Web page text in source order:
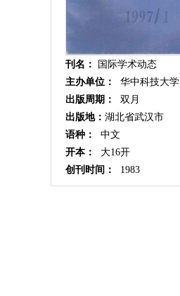
刊名：
国际学术动态
主办单位：
华中科技大学
出版周期：
双月
出版地： 湖北省武汉市
语种：
中文
开本：
大16开
创刊时间：
1983